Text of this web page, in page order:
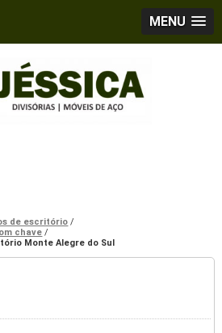
MENU
de escritório
chave
Monte Alegre do Sul